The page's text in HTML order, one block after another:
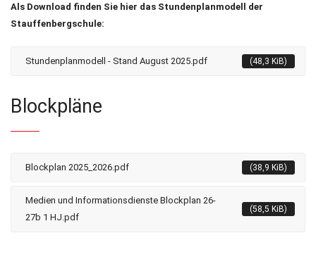
Als Download finden Sie hier das Stundenplanmodell der
Stauffenbergschule:
Stundenplanmodell - Stand August 2025.pdf (48,3 KiB)
Blockpläne
Blockplan 2025_2026.pdf (38,9 KiB)
Medien und Informationsdienste Blockplan 26-
27b 1 HJ.pdf
(58,5 KiB)